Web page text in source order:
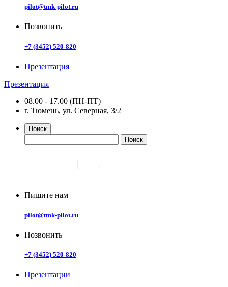
pilot@tmk-pilot.ru
Позвонить
+7 (3452) 520-820
Презентация
Презентация
08.00 - 17.00 (ПН-ПТ)
г. Тюмень, ул. Северная, 3/2
Поиск
Пишите нам
pilot@tmk-pilot.ru
Позвонить
+7 (3452) 520-820
Презентации